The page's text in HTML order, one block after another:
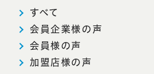
すべて
会員企業様の声
会員様の声
加盟店様の声